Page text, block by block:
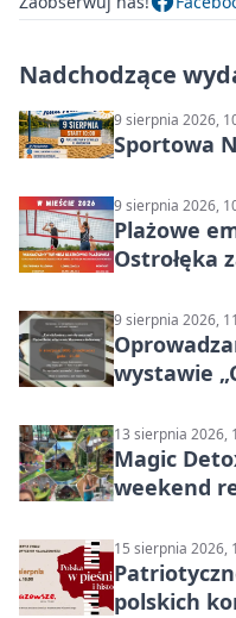
Nadchodzące
9 sierpnia 2026,
Sportowa
9 sierpnia 2026,
Plażowe
Ostrołęka
9 sierpnia 2026,
wystawie
Mazowsza
13 sierpnia 2026,
Magic
weekend
15 sierpnia 2026,
polskich